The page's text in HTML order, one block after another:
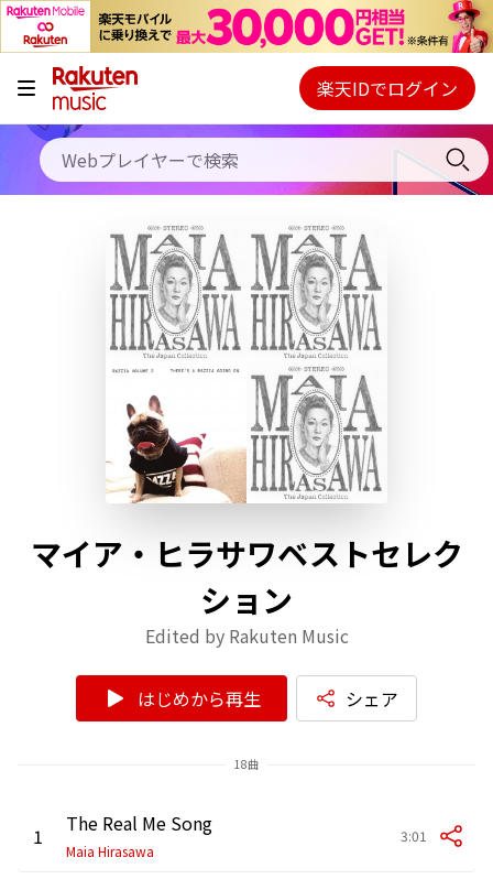
キャンペーン
料金プラン
使い方
初回30日間無料お試し
Webプレイヤー
ご契約内容の確認・変更
楽天IDでログイン
マイア・ヒラサワベストセレク
ション
Edited by Rakuten Music
はじめから再生 シェア
18曲
1 The Real Me Song
Maia Hirasawa
3:01